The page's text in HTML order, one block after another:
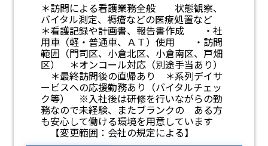
＊訪問による看護業務全般 状態観察、
バイタル測定、褥瘡などの医療処置など
＊看護記録や計画書、報告書作成 ・社
用車（軽・普通車、ＡＴ）使用 ・訪問
範囲（門司区、小倉北区、小倉南区、戸畑
区） ＊オンコール対応（別途手当あり）
＊最終訪問後の直帰あり ＊系列デイサ
ービスへの応援勤務あり（バイタルチェッ
ク等） ※入社後は研修を行いながらの勤
務なので未経験、またブランクの ある方
も安心して働ける環境を用意しています
【変更範囲：会社の規定による】